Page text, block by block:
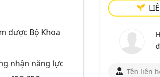
được Bộ Khoa
nhận năng lực
Tên liên